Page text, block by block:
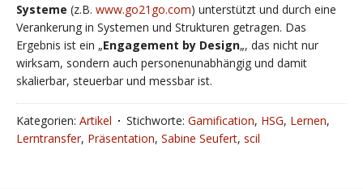
Systeme (z.B. www.go21go.com) unterstützt und durch eine
Verankerung in Systemen und Strukturen getragen. Das
Ergebnis ist ein „Engagement by Design„, das nicht nur
wirksam, sondern auch personenunabhängig und damit
skalierbar, steuerbar und messbar ist.
Kategorien: Artikel Stichworte: Gamification, HSG, Lernen,
Lerntransfer, Präsentation, Sabine Seufert, scil